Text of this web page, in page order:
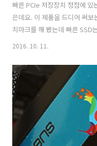
빠른 PCIe 저장장치 정점에 있
은데요. 이 제품을 드디어 써
치마크를 해 봤는데 빠른 SSD
는 PCI-Express 방식으로 연
가 장착되어 있습니다. 256GB
상, 쓰기 속도는 900MB/sec
M8PeY PCIe 256GB 벤치마
단자가 없는 경우에..
2016. 10. 11.